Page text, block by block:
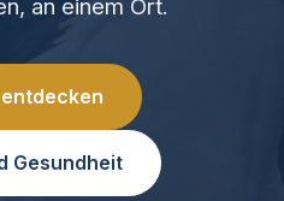
an einem Ort.
Gesundheit